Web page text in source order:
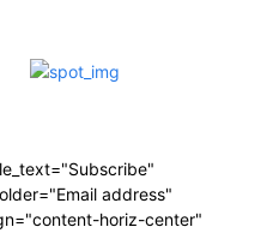
address"
horiz-center"